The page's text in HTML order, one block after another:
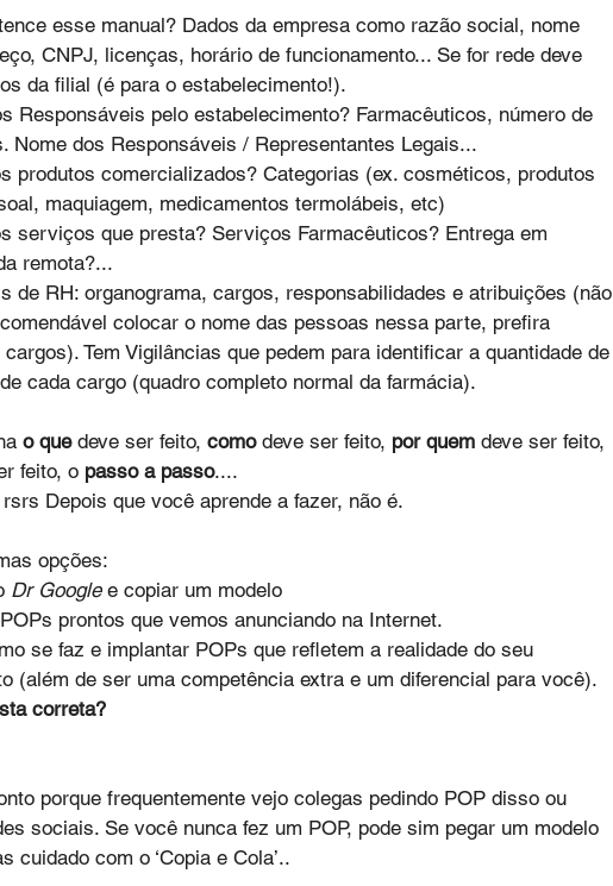
esse manual? Dados da empresa como razão social, nome
CNPJ, licenças, horário de funcionamento... Se for rede deve
da filial (é para o estabelecimento!).
Responsáveis pelo estabelecimento? Farmacêuticos, número de
Nome dos Responsáveis / Representantes Legais...
produtos comercializados? Categorias (ex. cosméticos, produtos
maquiagem, medicamentos termolábeis, etc)
serviços que presta? Serviços Farmacêuticos? Entrega em
remota?...
de RH: organograma, cargos, responsabilidades e atribuições (não
colocar o nome das pessoas nessa parte, prefira
Tem Vigilâncias que pedem para identificar a quantidade de
cada cargo (quadro completo normal da farmácia).
o que deve ser feito, como deve ser feito, por quem deve ser feito,
feito, o passo a passo....
Depois que você aprende a fazer, não é.
opções:
Dr Google e copiar um modelo
prontos que vemos anunciando na Internet.
se faz e implantar POPs que refletem a realidade do seu
(além de ser uma competência extra e um diferencial para você).
correta?
porque frequentemente vejo colegas pedindo POP disso ou
sociais. Se você nunca fez um POP, pode sim pegar um modelo
cuidado com o ‘Copia e Cola’..